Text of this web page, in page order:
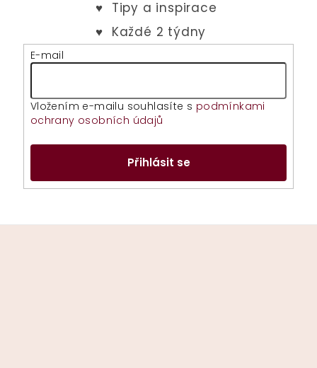
E-mail
Vložením e-mailu souhlasíte s podmínkami
ochrany osobních údajů
Přihlásit se